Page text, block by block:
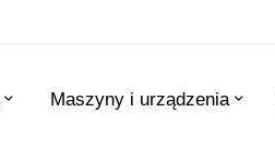
Maszyny i urządzenia